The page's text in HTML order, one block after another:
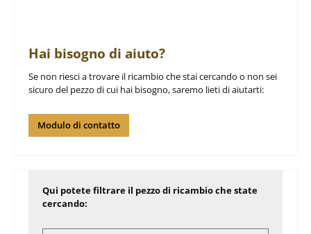
Hai bisogno di aiuto?
Se non riesci a trovare il ricambio che stai cercando o non sei
sicuro del pezzo di cui hai bisogno, saremo lieti di aiutarti:
Modulo di contatto
Qui potete filtrare il pezzo di ricambio che state
cercando: